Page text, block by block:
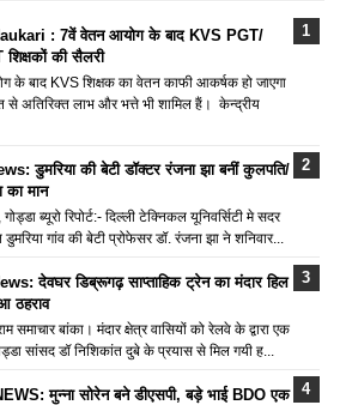
: 7वें वेतन आयोग के बाद KVS PGT/
की सैलरी
के बाद KVS शिक्षक का वेतन काफी आकर्षक हो जाएगा
अतिरिक्त लाभ और भत्ते भी शामिल हैं। केन्द्रीय
डुमरिया की बेटी डॉक्टर रंजना झा बनीं कुलपति/
का मान
गोड्डा ब्यूरो रिपोर्ट:- दिल्ली टेक्निकल यूनिवर्सिटी मे सदर
गांव की बेटी प्रोफेसर डॉ. रंजना झा ने शनिवार...
देवघर डिब्रूगढ़ साप्ताहिक ट्रेन का मंदार हिल
ठहराव
समाचार बांका। मंदार क्षेत्र वासियों को रेलवे के द्वारा एक
सांसद डॉ निशिकांत दुबे के प्रयास से मिल गयी ह...
मुन्ना सोरेन बने डीएसपी, बड़े भाई BDO एक